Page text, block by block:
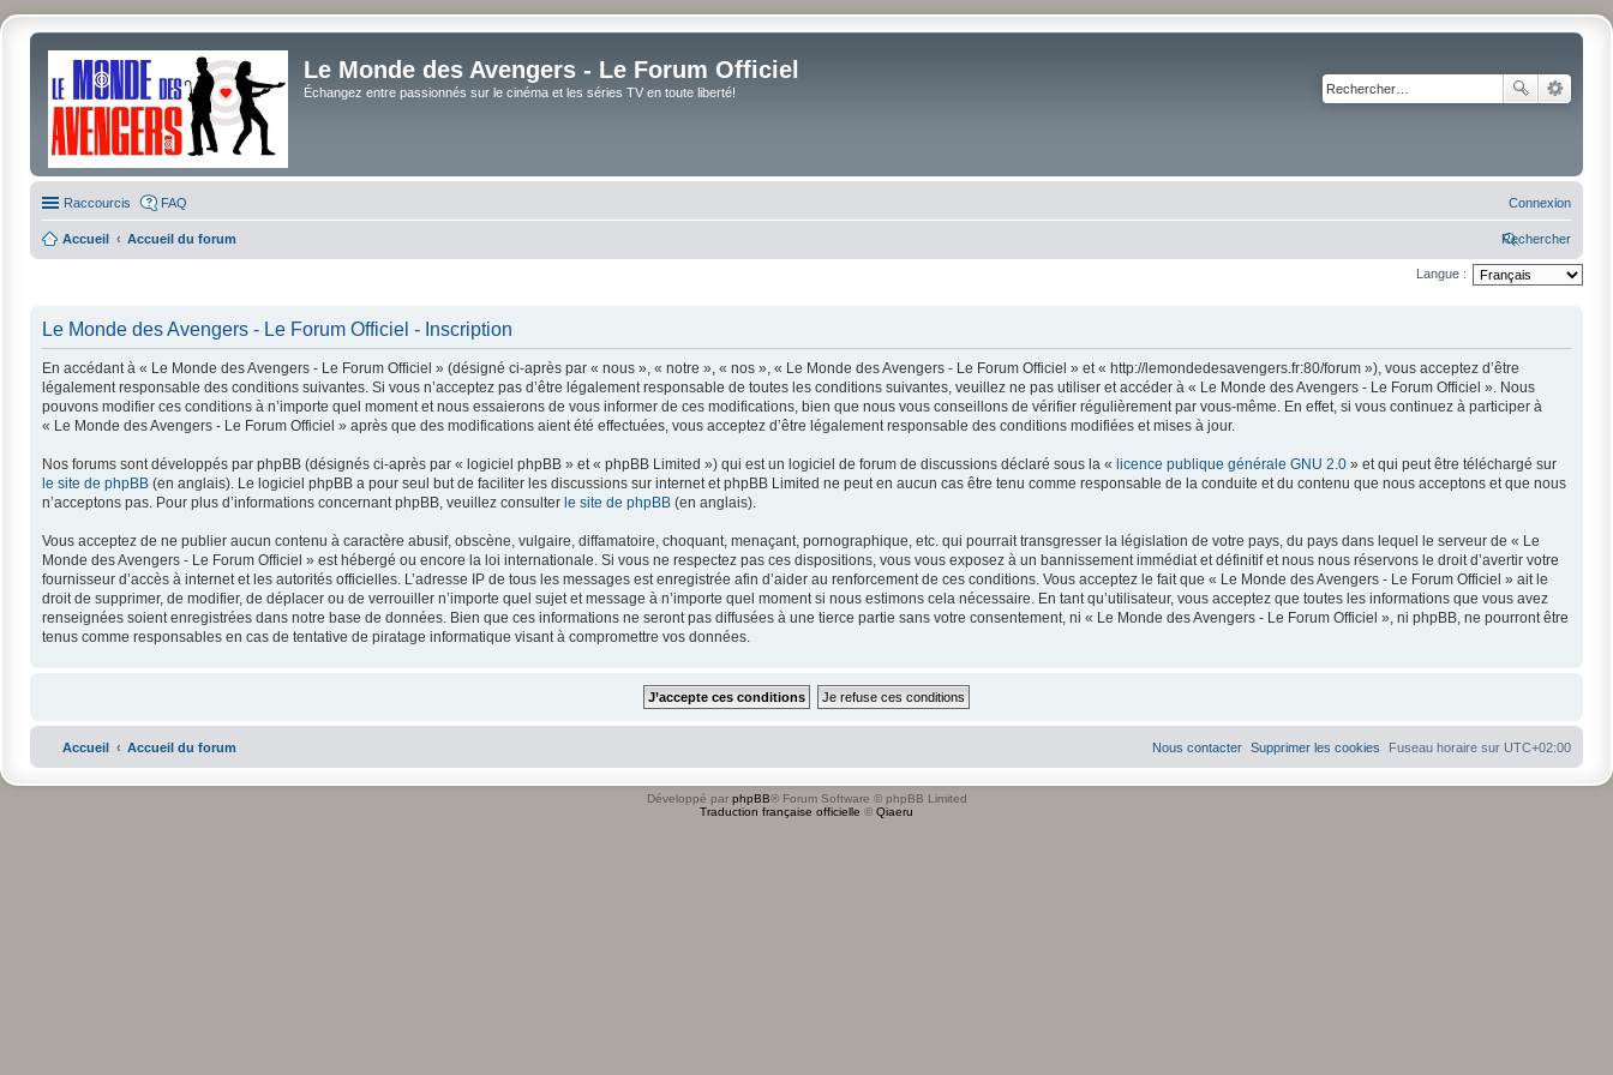
Le Monde des Avengers - Le Forum Officiel
Échangez entre passionnés sur le cinéma et les séries TV en toute liberté!
Raccourcis FAQ Connexion
Accueil Accueil du forum Rechercher
Langue :
Le Monde des Avengers - Le Forum Officiel - Inscription
En accédant à « Le Monde des Avengers - Le Forum Officiel » (désigné ci-après par « nous », « notre », « nos », « Le Monde des Avengers - Le Forum Officiel » et « http://lemondedesavengers.fr:80/forum »), vous acceptez d’être
légalement responsable des conditions suivantes. Si vous n’acceptez pas d’être légalement responsable de toutes les conditions suivantes, veuillez ne pas utiliser et accéder à « Le Monde des Avengers - Le Forum Officiel ». Nous
pouvons modifier ces conditions à n’importe quel moment et nous essaierons de vous informer de ces modifications, bien que nous vous conseillons de vérifier régulièrement par vous-même. En effet, si vous continuez à participer à
« Le Monde des Avengers - Le Forum Officiel » après que des modifications aient été effectuées, vous acceptez d’être légalement responsable des conditions modifiées et mises à jour.
Nos forums sont développés par phpBB (désignés ci-après par « logiciel phpBB » et « phpBB Limited ») qui est un logiciel de forum de discussions déclaré sous la « licence publique générale GNU 2.0 » et qui peut être téléchargé sur
le site de phpBB (en anglais). Le logiciel phpBB a pour seul but de faciliter les discussions sur internet et phpBB Limited ne peut en aucun cas être tenu comme responsable de la conduite et du contenu que nous acceptons et que nous
n’acceptons pas. Pour plus d’informations concernant phpBB, veuillez consulter le site de phpBB (en anglais).
Vous acceptez de ne publier aucun contenu à caractère abusif, obscène, vulgaire, diffamatoire, choquant, menaçant, pornographique, etc. qui pourrait transgresser la législation de votre pays, du pays dans lequel le serveur de « Le
Monde des Avengers - Le Forum Officiel » est hébergé ou encore la loi internationale. Si vous ne respectez pas ces dispositions, vous vous exposez à un bannissement immédiat et définitif et nous nous réservons le droit d’avertir votre
fournisseur d’accès à internet et les autorités officielles. L’adresse IP de tous les messages est enregistrée afin d’aider au renforcement de ces conditions. Vous acceptez le fait que « Le Monde des Avengers - Le Forum Officiel » ait le
droit de supprimer, de modifier, de déplacer ou de verrouiller n’importe quel sujet et message à n’importe quel moment si nous estimons cela nécessaire. En tant qu’utilisateur, vous acceptez que toutes les informations que vous avez
renseignées soient enregistrées dans notre base de données. Bien que ces informations ne seront pas diffusées à une tierce partie sans votre consentement, ni « Le Monde des Avengers - Le Forum Officiel », ni phpBB, ne pourront être
tenus comme responsables en cas de tentative de piratage informatique visant à compromettre vos données.
Accueil Accueil du forum Fuseau horaire sur UTC+02:00
Supprimer les cookies
Nous contacter
Développé par phpBB® Forum Software © phpBB Limited
Traduction française officielle © Qiaeru